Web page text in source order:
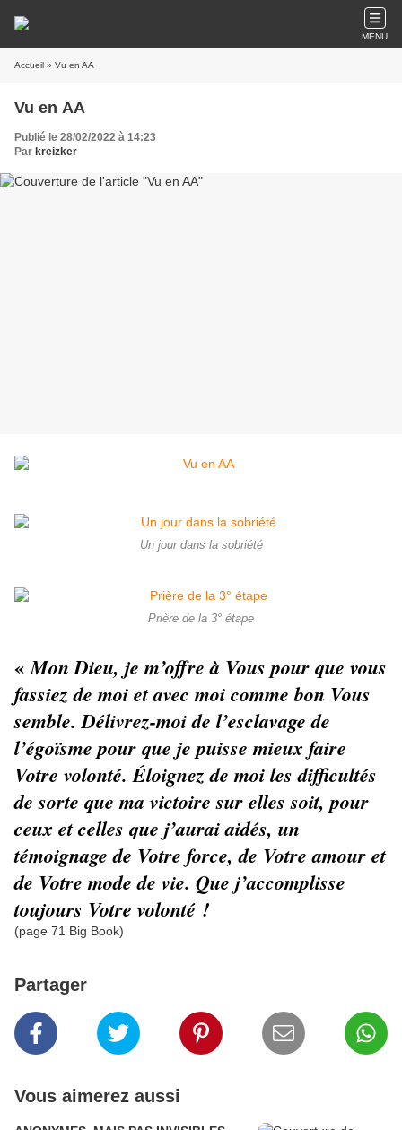
MENU
Accueil » Vu en AA
Vu en AA
Publié le 28/02/2022 à 14:23
Par kreizker
Un jour dans la sobriété
Prière de la 3° étape
«Mon Dieu, je m’offre à Vous pour que vous
fassiez de moi et avec moi comme bon Vous
semble. Délivrez-moi de l’esclavage de
l’égoïsme pour que je puisse mieux faire
Votre volonté. Éloignez de moi les difficultés
de sorte que ma victoire sur elles soit, pour
ceux et celles que j’aurai aidés, un
témoignage de Votre force, de Votre amour et
de Votre mode de vie. Que j’accomplisse
toujours Votre volonté !
(page 71 Big Book)
Partager
Vous aimerez aussi